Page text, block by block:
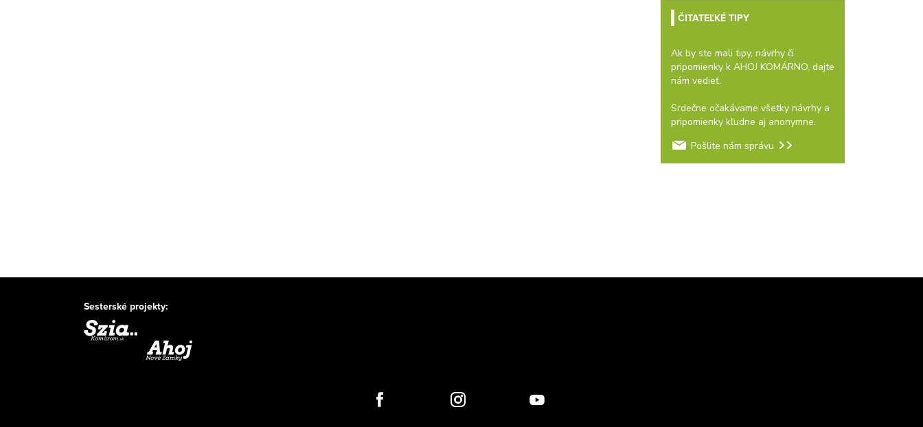
ČITATEĽKÉ TIPY
Ak by ste mali tipy, návrhy či
pripomienky k AHOJ KOMÁRNO, dajte
nám vedieť.
Srdečne očakávame všetky návrhy a
pripomienky kľudne aj anonymne.
Pošlite nám správu
Sesterské projekty: